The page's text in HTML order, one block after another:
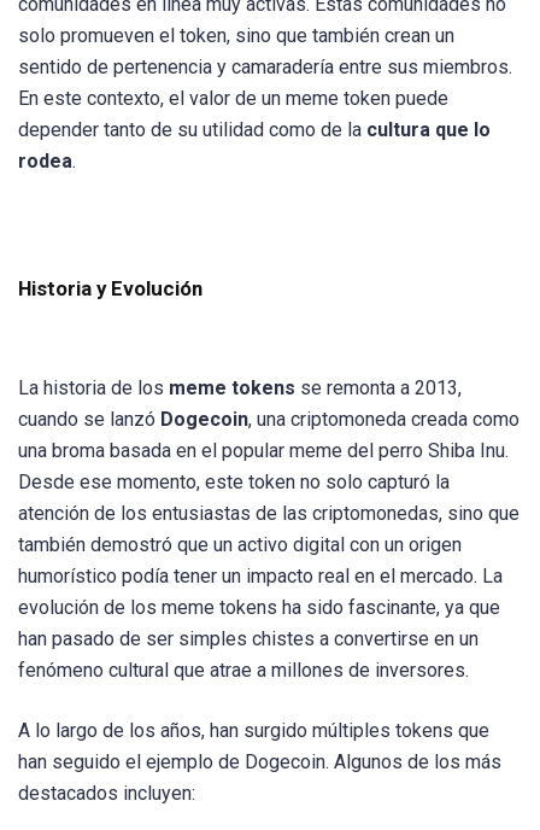
solo promueven el token, sino que también crean un
sentido de pertenencia y camaradería entre sus miembros.
En este contexto, el valor de un meme token puede
depender tanto de su utilidad como de la cultura que lo
rodea.
Historia y Evolución
La historia de los meme tokens se remonta a 2013,
cuando se lanzó Dogecoin, una criptomoneda creada como
una broma basada en el popular meme del perro Shiba Inu.
Desde ese momento, este token no solo capturó la
atención de los entusiastas de las criptomonedas, sino que
también demostró que un activo digital con un origen
humorístico podía tener un impacto real en el mercado. La
evolución de los meme tokens ha sido fascinante, ya que
han pasado de ser simples chistes a convertirse en un
fenómeno cultural que atrae a millones de inversores.
A lo largo de los años, han surgido múltiples tokens que
han seguido el ejemplo de Dogecoin. Algunos de los más
destacados incluyen: